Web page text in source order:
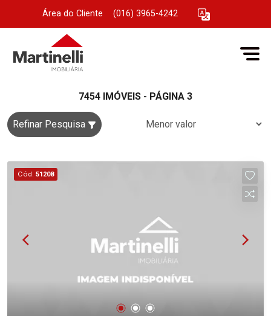
Área do Cliente (016) 3965-4242
7454 IMÓVEIS - PÁGINA 3
Refinar Pesquisa
Cód. 51208